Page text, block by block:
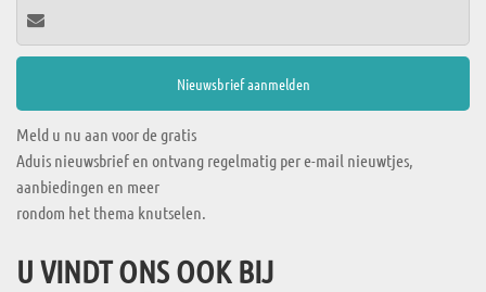
Meld u nu aan voor de gratis
Aduis nieuwsbrief en ontvang regelmatig per e-mail nieuwtjes,
aanbiedingen en meer
rondom het thema knutselen.
U VINDT ONS OOK BIJ